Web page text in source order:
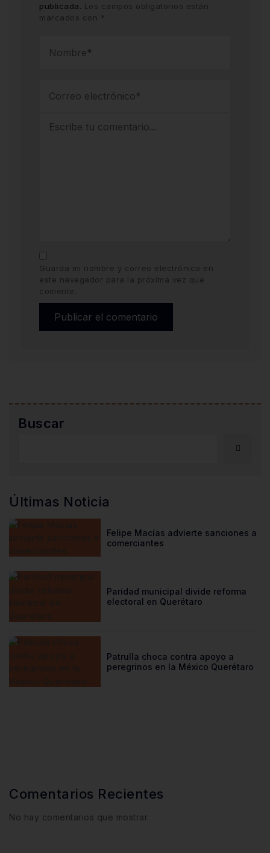
publicada. Los campos obligatorios están
marcados con *
Guarda mi nombre y correo electrónico en
este navegador para la próxima vez que
comente.
Buscar
Últimas Noticia
Felipe Macías advierte sanciones a
comerciantes
Paridad municipal divide reforma
electoral en Querétaro
Patrulla choca contra apoyo a
peregrinos en la México Querétaro
Comentarios Recientes
No hay comentarios que mostrar.